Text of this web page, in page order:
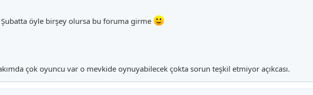
öyle birşey olursa bu foruma girme
çok oyuncu var o mevkide oynuyabilecek çokta sorun teşkil etmiyor açıkcası.